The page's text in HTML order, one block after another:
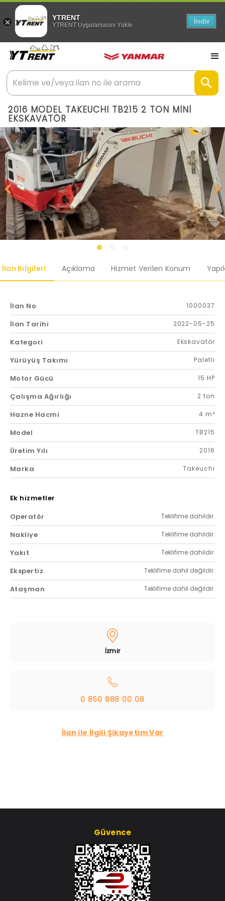
YTRENT
YTRENT Uygulamasını Yükle İndir
2016 MODEL TAKEUCHI TB215 2 TON MİNİ
EKSKAVATÖR
İlan Bilgileri Açıklama Hizmet Verilen Konum
İlan No 1000037
İlan Tarihi 2022-05-25
Kategori Ekskavatör
Yürüyüş Takımı Paletli
Motor Gücü 15 HP
Çalışma Ağırlığı 2 ton
Hazne Hacmi 4 m³
Model TB215
Üretim Yılı 2016
Marka Takeuchi
Ek hizmetler
Operatör
Teklifime dahildir.
Nakliye Teklifime dahildir.
Yakıt Teklifime dahildir.
Ekspertiz Teklifime dahil değildir.
Ataşman Teklifime dahil değildir.
İzmir
0 850 888 00 08
İlan ile İlgili Şikayetim Var
Güvence